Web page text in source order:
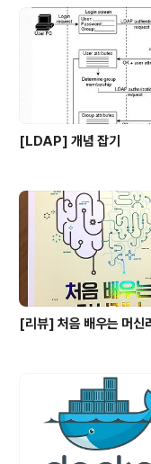
ET_KEY는 발급 시에만 확
한다.Show를 클릭하..
[LDAP] 개념 잡기
[리뷰] 처음 배우는 머신